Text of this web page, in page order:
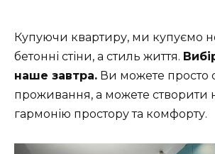
Купуючи квартиру, ми купуємо
бетонні стіни, а стиль життя.
наше завтра. Ви можете просто
проживання, а можете створити
гармонію простору та комфорту.